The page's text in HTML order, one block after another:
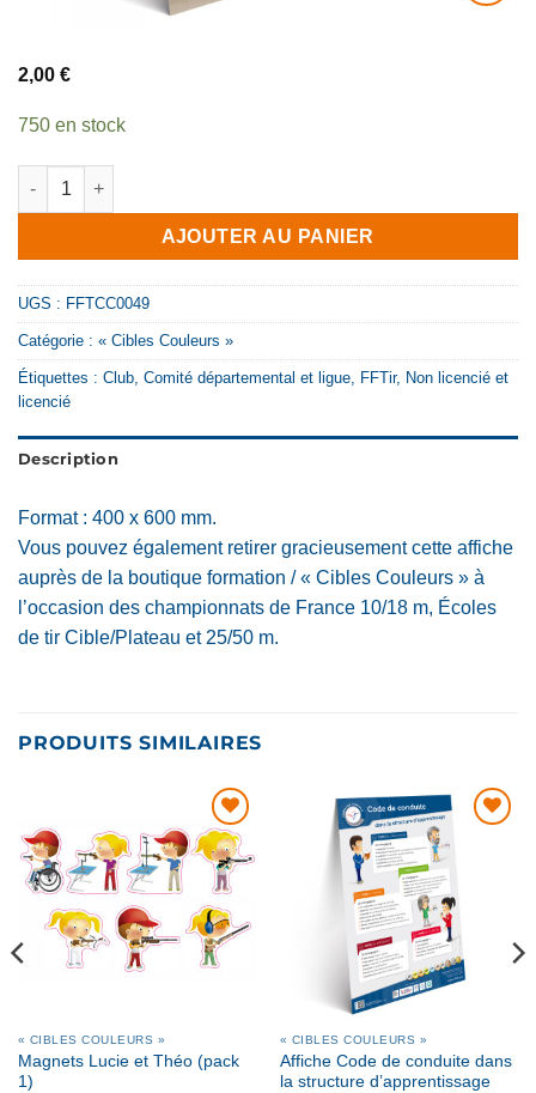
2,00 €
750 en stock
quantité de Affiche Découvre le tir avec tes copains !
AJOUTER AU PANIER
UGS : FFTCC0049
Catégorie : « Cibles Couleurs »
Étiquettes : Club Comité départemental et ligue FFTir, Non licencié et
licencié
Description
Format : 400 x 600 mm.
Vous pouvez également retirer gracieusement cette affiche
auprès de la boutique formation / « Cibles Couleurs » à
l’occasion des championnats de France 10/18 m, Écoles
de tir Cible/Plateau et 25/50 m.
PRODUITS SIMILAIRES
AJOUTER
À MA
LISTE DE
SOUHAITS
« CIBLES COULEURS »
Magnets Lucie et Théo (pack
1)
AJOUTER
À MA
LISTE DE
SOUHAITS
« CIBLES COULEURS »
Affiche Code de conduite dans
la structure d’apprentissage